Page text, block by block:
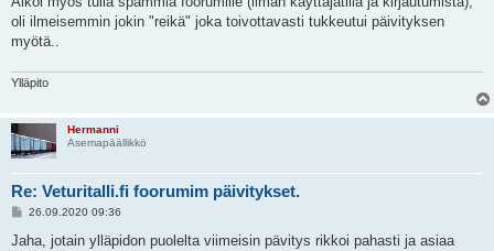
oli ilmeisemmin jokin "reikä" joka toivottavasti tukkeutui päivityksen
myötä..
Ylläpito
Hermanni
Asemapäällikkö
Re: Veturitalli.fi foorumim päivitykset.
V
e
26.09.2020 09:36
Jaha, jotain ylläpidon puolelta viimeisin pävitys rikkoi pahasti ja asiaa